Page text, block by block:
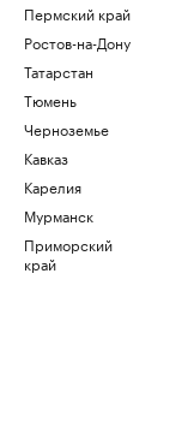
Пермский край
Ростов-на-Дону
Татарстан
Тюмень
Черноземье
Кавказ
Карелия
Мурманск
Приморский
край